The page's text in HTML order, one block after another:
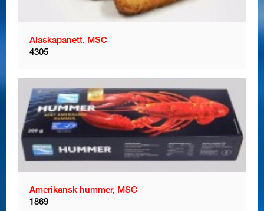
Alaskapanett, MSC
4305
Amerikansk hummer, MSC
1869